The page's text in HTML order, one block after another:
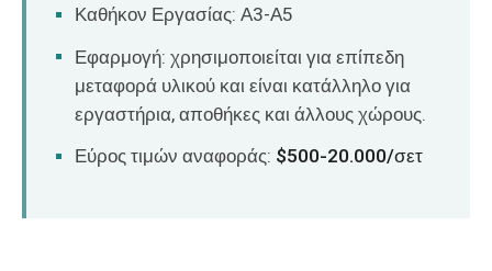
Καθήκον Εργασίας: Α3-Α5
Εφαρμογή: χρησιμοποιείται για επίπεδη
μεταφορά υλικού και είναι κατάλληλο για
εργαστήρια, αποθήκες και άλλους χώρους.
Εύρος τιμών αναφοράς: $500-20.000/σετ